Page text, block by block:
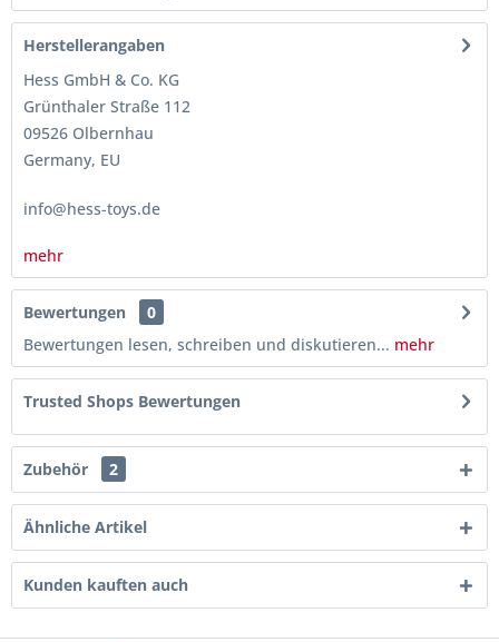
Herstellerangaben
Hess GmbH & Co. KG
Grünthaler Straße 112
09526 Olbernhau
Germany, EU
info@hess-toys.de
mehr
Bewertungen
0
Bewertungen lesen, schreiben und diskutieren... mehr
Trusted Shops Bewertungen
Zubehör 2
Ähnliche Artikel
Kunden kauften auch